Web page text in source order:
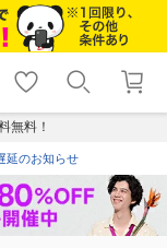
shopping_cart lock_outline
ログイン
無料！
延のお知らせ